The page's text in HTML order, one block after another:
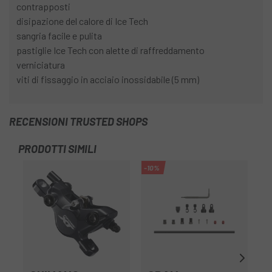
contrapposti
disipazione del calore di Ice Tech
sangria facile e pulita
pastiglie Ice Tech con alette di raffreddamento
verniciatura
viti di fissaggio in acciaio inossidabile (5 mm)
RECENSIONI TRUSTED SHOPS
PRODOTTI SIMILI
-10%